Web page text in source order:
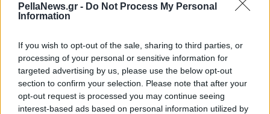
PellaNews.gr - Do Not Process My Personal
Information
If you wish to opt-out of the sale, sharing to third parties, or
processing of your personal or sensitive information for
targeted advertising by us, please use the below opt-out
section to confirm your selection. Please note that after your
opt-out request is processed you may continue seeing
interest-based ads based on personal information utilized by